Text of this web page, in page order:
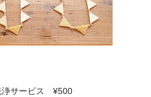
浄サービス ¥500